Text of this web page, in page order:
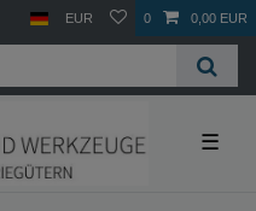
EUR 0 0,00 EUR
☰